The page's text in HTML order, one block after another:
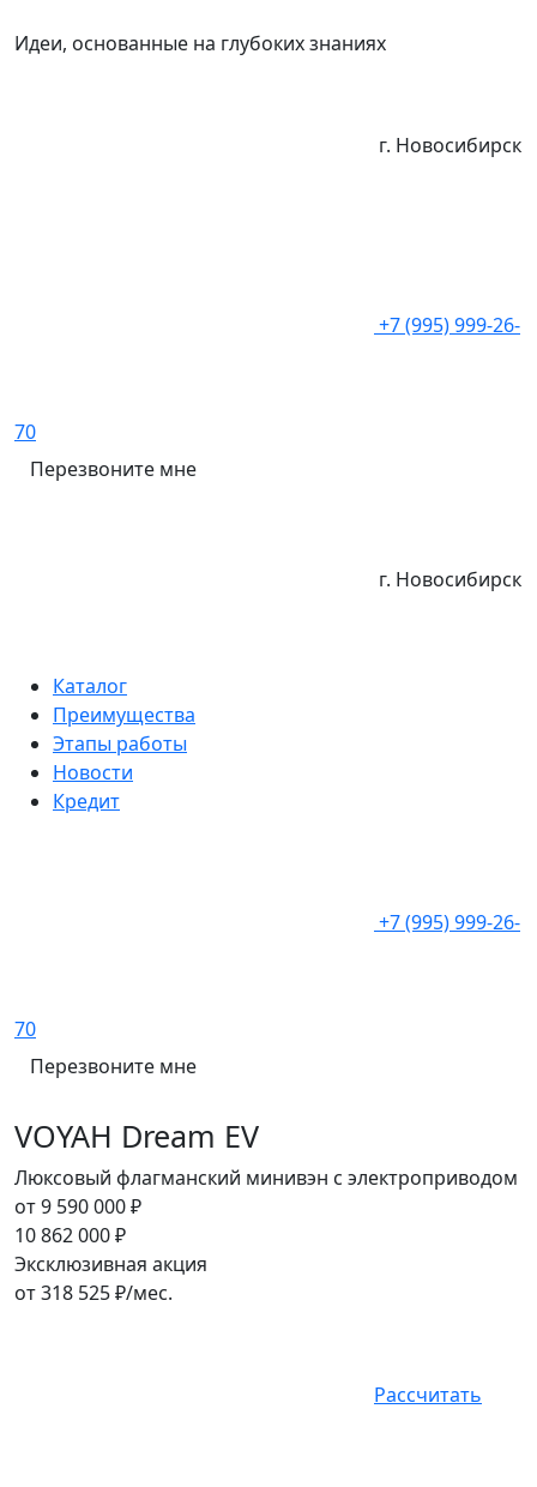
Идеи, основанные на глубоких знаниях
г. Новосибирск
+7 (995) 999-26-
70
Перезвоните мне
г. Новосибирск
Каталог
Преимущества
Этапы работы
Новости
Кредит
+7 (995) 999-26-
70
Перезвоните мне
VOYAH Dream EV
Люксовый флагманский минивэн с электроприводом
от9 590 000₽
10 862 000₽
Эксклюзивная акция
от318 525₽/мес.
Рассчитать